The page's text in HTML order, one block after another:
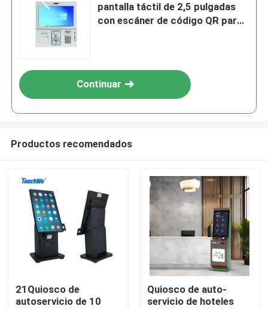
Hogar
Productos
Vídeos
pantalla táctil de 2,5 pulgadas
con escáner de código QR para
Continuar
Productos recomendados
21Quiosco de
autoservicio de 10
Quiosco de auto-
servicio de hoteles